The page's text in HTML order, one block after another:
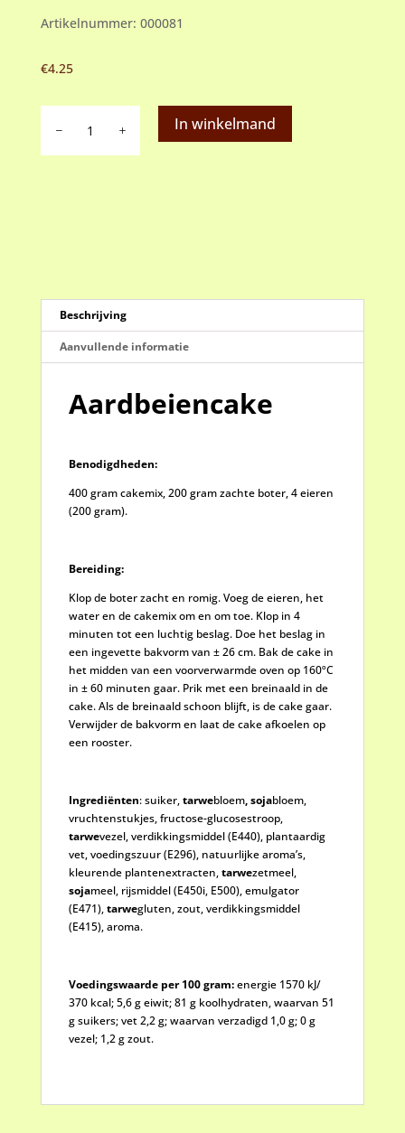
Artikelnummer: 000081
€4.25
aantal
In winkelmand
Beschrijving
Aanvullende informatie
Aardbeiencake
Benodigdheden:
400 gram cakemix, 200 gram zachte boter, 4 eieren
(200 gram).
Bereiding:
Klop de boter zacht en romig. Voeg de eieren, het
water en de cakemix om en om toe. Klop in 4
minuten tot een luchtig beslag. Doe het beslag in
een ingevette bakvorm van ± 26 cm. Bak de cake in
het midden van een voorverwarmde oven op 160ºC
in ± 60 minuten gaar. Prik met een breinaald in de
cake. Als de breinaald schoon blijft, is de cake gaar.
Verwijder de bakvorm en laat de cake afkoelen op
een rooster.
Ingrediënten: suiker,tarwebloem,sojabloem,
vruchtenstukjes, fructose-glucosestroop,
tarwevezel, verdikkingsmiddel (E440), plantaardig
vet, voedingszuur (E296), natuurlijke aroma’s,
kleurende plantenextracten,tarwezetmeel,
sojameel, rijsmiddel (E450i, E500), emulgator
(E471),tarwegluten, zout, verdikkingsmiddel
(E415), aroma.
Voedingswaarde per 100 gram:energie 1570 kJ/
370 kcal; 5,6 g eiwit; 81 g koolhydraten, waarvan 51
g suikers; vet 2,2 g; waarvan verzadigd 1,0 g; 0 g
vezel; 1,2 g zout.